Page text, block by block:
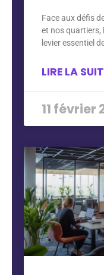
Face aux défis
et nos quartiers,
levier essentiel
LIRE LA
11 février